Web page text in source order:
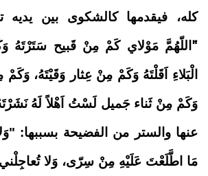
كله، فيقدمها كالشكوى بين يديه
"َاللّهُمَّ مَوْلاي كَمْ مِنْ قَبيح سَتَرْتَهُ
الْبَلاءِ اَقَلْتَهُ وَكَمْ مِنْ عِثار وَقَيْتَهُ،
وَكَمْ مِنْ ثَناء جَميل لَسْتُ اَهْلاً لَهُ
عنها والستر من الفضيحة بسببها:
مَا اطَّلَعْتَ عَلَيْهِ مِنْ سِرّى، وَلا تُعاجِلْني